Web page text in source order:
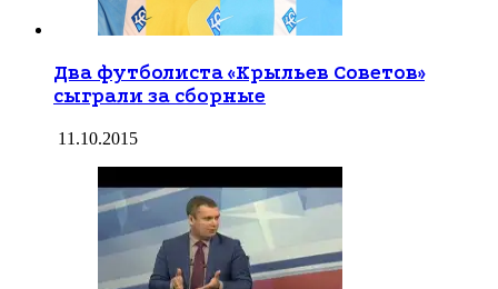
Два футболиста «Крыльев Советов»
сыграли за сборные
11.10.2015